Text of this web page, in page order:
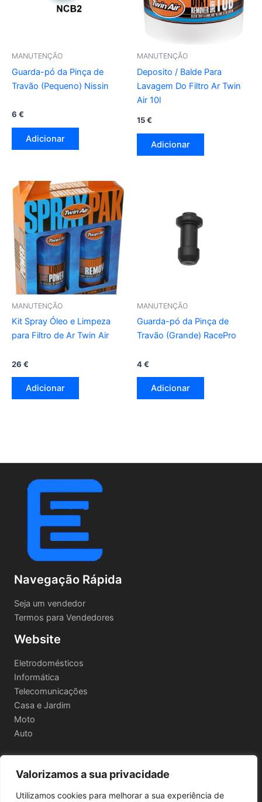
Valorizamos a sua privacidade
Utilizamos cookies para melhorar a sua experiência de
MANUTENÇÃO
Guarda-pó da Pinça de
Travão (Pequeno) Nissin
6 €
Adicionar
MANUTENÇÃO
Deposito / Balde Para
Lavagem Do Filtro Ar Twin
Air 10l
15€
Adicionar
MANUTENÇÃO
Kit Spray Óleo e Limpeza
para Filtro de Ar Twin Air
26 €
Adicionar
MANUTENÇÃO
Guarda-pó da Pinça de
Travão (Grande) RacePro
4€
Adicionar
Navegação Rápida
Seja um vendedor
Termos para Vendedores
Website
Eletrodomésticos
Informática
Telecomunicações
Casa e Jardim
Moto
Auto
Informações Legais